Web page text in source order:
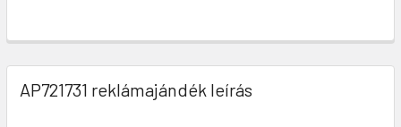
AP721731 reklámajándék leírás